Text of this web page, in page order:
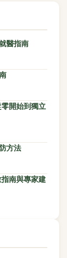
醫指南
開始到獨立
方法
南與專家建